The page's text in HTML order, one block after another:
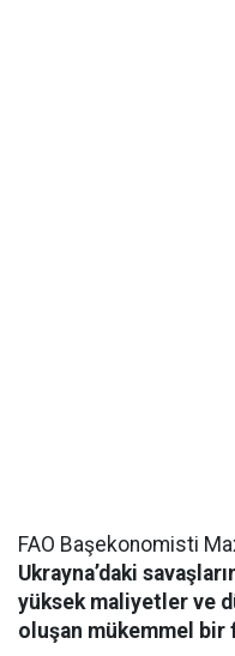
FAO Başekonomisti
Ukrayna’daki
yüksek maliyetler ve
oluşan mükemmel bir